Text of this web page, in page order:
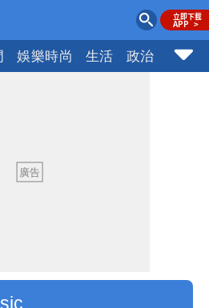
娛樂時尚 生活 政治 社會